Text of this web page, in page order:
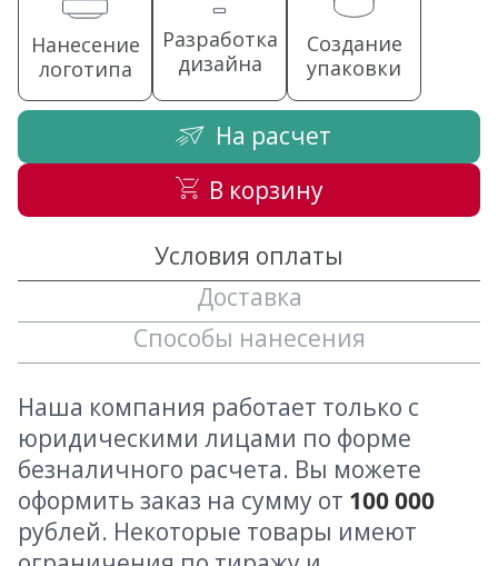
Нанесение
логотипа
Разработка
дизайна
Создание
упаковки
На расчет
В корзину
Условия оплаты
Доставка
Способы нанесения
Наша компания работает только с
юридическими лицами по форме
безналичного расчета. Вы можете
оформить заказ на сумму от 100 000
рублей. Некоторые товары имеют